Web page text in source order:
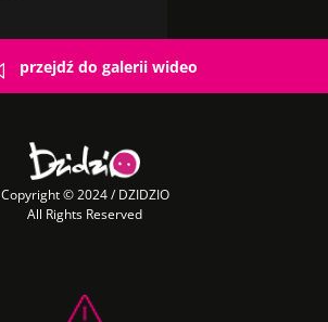
przejdź do galerii wideo
Copyright © 2024 / DZIDZIO
All Rights Reserved